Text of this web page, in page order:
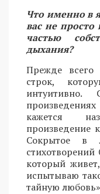
Что именно в
вас не просто
частью
дыхания?
Прежде всего
строк,
кажется
произведение
Сокрытое в
который
испытываю
тайную